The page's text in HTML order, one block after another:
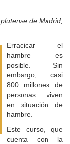
de Madrid,
Erradicar el
hambre es
posible. Sin
embargo, casi
800 millones de
personas viven
en situación de
hambre.
Este curso, que
cuenta con la